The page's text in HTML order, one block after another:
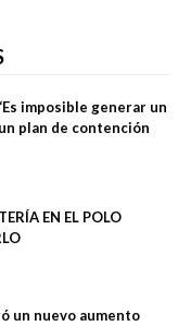
imposible generar un
plan de contención
EN EL POLO
un nuevo aumento